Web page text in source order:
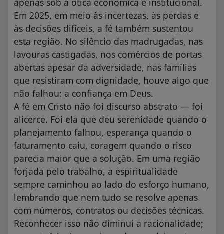
apenas sob a ótica econômica e institucional.
Em 2025, em meio às incertezas, às perdas e
às decisões difíceis, a fé também sustentou
esta região. No silêncio das madrugadas, nas
lavouras castigadas, nos comércios de portas
abertas apesar da adversidade, nas famílias
que resistiram com dignidade, houve algo que
não falhou: a confiança em Deus.
A fé em Cristo não foi discurso abstrato — foi
alicerce. Foi ela que deu serenidade quando o
planejamento falhou, esperança quando o
faturamento caiu, coragem quando o risco
parecia maior que a solução. Em uma região
forjada pelo trabalho, a espiritualidade
sempre caminhou ao lado do esforço humano,
lembrando que nem tudo se resolve apenas
com números, contratos ou decisões técnicas.
Reconhecer isso não diminui a racionalidade;